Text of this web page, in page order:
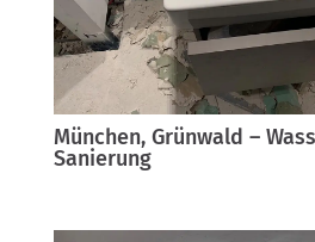
München, Grünwald –
Sanierung